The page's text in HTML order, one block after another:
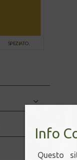
SPEZIATO.
Info
Questo